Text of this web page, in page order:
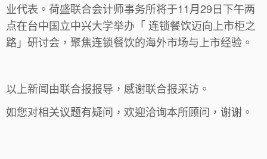
业代表。荷盛联合会计师事务所将于11月29日下午两
点在台中国立中兴大学举办「 连锁餐饮迈向上市柜之
路」研讨会，聚焦连锁餐饮的海外市场与上市经验。
以上新闻由联合报报导，感谢联合报采访。
如您对相关议题有疑问，欢迎洽询本所顾问，谢谢。